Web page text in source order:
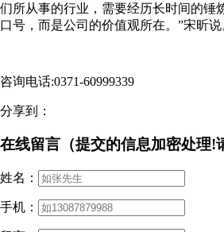
们所从事的行业，需要经历长时间的锤
口号，而是公司的价值观所在。”宋昕说
咨询电话:0371-60999339
分享到：
在线留言（提交的信息加密处理!
姓名：
手机：